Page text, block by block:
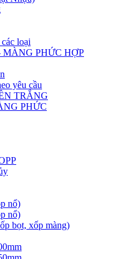
loại
MÀNG PHỨC HỢP
yêu cầu
TRẮNG
PHỨC
nổ)
nổ)
bọt, xốp màng)